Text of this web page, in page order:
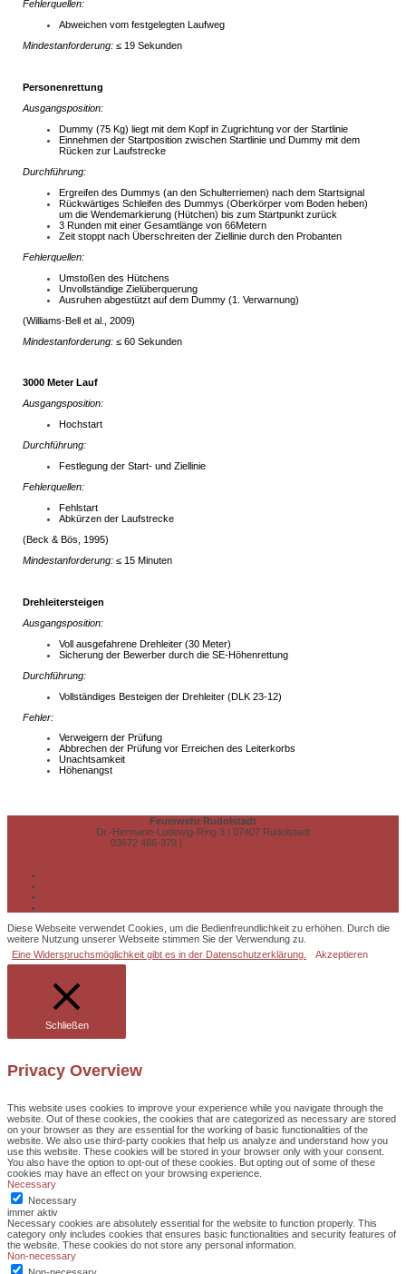
Fehlerquellen:
Abweichen vom festgelegten Laufweg
Mindestanforderung:≤ 19 Sekunden
Personenrettung
Ausgangsposition:
Dummy (75 Kg) liegt mit dem Kopf in Zugrichtung vor der Startlinie
Einnehmen der Startposition zwischen Startlinie und Dummy mit dem
Rücken zur Laufstrecke
Durchführung:
Ergreifen des Dummys (an den Schulterriemen) nach dem Startsignal
Rückwärtiges Schleifen des Dummys (Oberkörper vom Boden heben)
um die Wendemarkierung (Hütchen) bis zum Startpunkt zurück
3 Runden mit einer Gesamtlänge von 66Metern
Zeit stoppt nach Überschreiten der Ziellinie durch den Probanten
Fehlerquellen:
Umstoßen des Hütchens
Unvollständige Zielüberquerung
Ausruhen abgestützt auf dem Dummy (1. Verwarnung)
(Williams-Bell et al., 2009)
Mindestanforderung:≤ 60 Sekunden
3000 Meter Lauf
Ausgangsposition:
Hochstart
Durchführung:
Festlegung der Start- und Ziellinie
Fehlerquellen:
Fehlstart
Abkürzen der Laufstrecke
(Beck & Bös, 1995)
Mindestanforderung:≤ 15 Minuten
Drehleitersteigen
Ausgangsposition:
Voll ausgefahrene Drehleiter (30 Meter)
Sicherung der Bewerber durch die SE-Höhenrettung
Durchführung:
Vollständiges Besteigen der Drehleiter (DLK 23-12)
Fehler:
Verweigern der Prüfung
Abbrechen der Prüfung vor Erreichen des Leiterkorbs
Unachtsamkeit
Höhenangst
Feuerwehr Rudolstadt
Dr.-Hermann-Ludewig-Ring 3 | 07407 Rudolstadt
03672 486-379 |
Diese Webseite verwendet Cookies, um die Bedienfreundlichkeit zu erhöhen. Durch die
weitere Nutzung unserer Webseite stimmen Sie der Verwendung zu.
Eine Widerspruchsmöglichkeit gibt es in der Datenschutzerklärung.
Akzeptieren
Schließen
Privacy Overview
This website uses cookies to improve your experience while you navigate through the
website. Out of these cookies, the cookies that are categorized as necessary are stored
on your browser as they are essential for the working of basic functionalities of the
website. We also use third-party cookies that help us analyze and understand how you
use this website. These cookies will be stored in your browser only with your consent.
You also have the option to opt-out of these cookies. But opting out of some of these
cookies may have an effect on your browsing experience.
Necessary
Necessary
immer aktiv
Necessary cookies are absolutely essential for the website to function properly. This
category only includes cookies that ensures basic functionalities and security features of
the website. These cookies do not store any personal information.
Non-necessary
Non-necessary